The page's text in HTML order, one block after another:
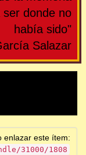
donde no
había sido"
Salazar
enlazar este ítem:
31000/1808